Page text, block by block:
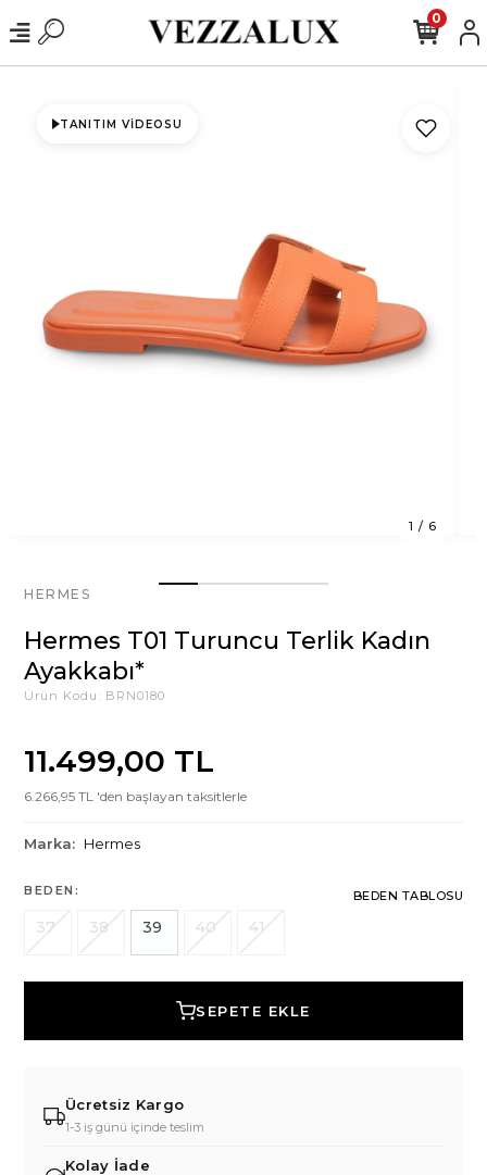
0
TANITIM VIDEOSU
1 / 6
HERMES
Hermes T01 Turuncu Terlik Kadın
Ayakkabı*
Ürün Kodu: BRN0180
11.499,00 TL
6.266,95 TL 'den başlayan taksitlerle
Marka: Hermes
BEDEN: BEDEN TABLOSU
37 38 39 40 41
SEPETE EKLE
Ücretsiz Kargo
1-3 iş günü içinde teslim
Kolay İade